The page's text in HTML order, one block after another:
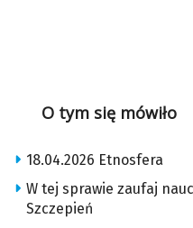
O tym się mówiło
18.04.2026 Etnosfera
W tej sprawie zaufaj
Szczepień